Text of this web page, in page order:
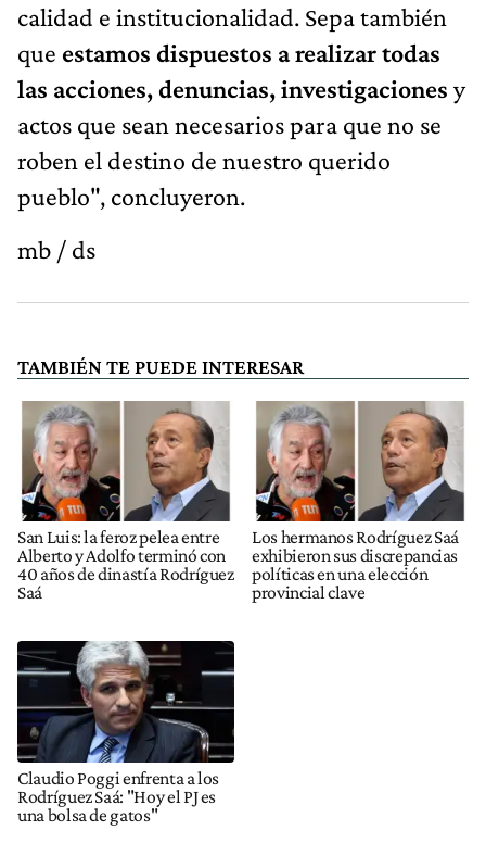
calidad e institucionalidad. Sepa también
que estamos dispuestos a realizar todas
las acciones, denuncias, investigaciones y
actos que sean necesarios para que no se
roben el destino de nuestro querido
pueblo", concluyeron.
mb / ds
TAMBIÉN TE PUEDE INTERESAR
San Luis: la feroz pelea entre
Alberto y Adolfo terminó con
40 años de dinastía Rodríguez
Saá
Los hermanos Rodríguez Saá
exhibieron sus discrepancias
políticas en una elección
provincial clave
Claudio Poggi enfrenta a los
Rodríguez Saá: "Hoy el PJ es
una bolsa de gatos"